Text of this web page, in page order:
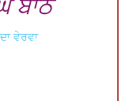
ਬਾਠ
ਵੇਰਵਾ